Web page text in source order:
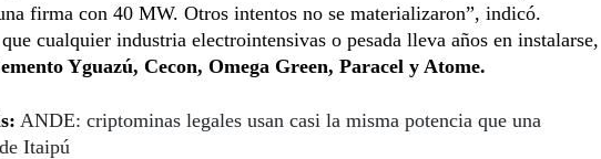
firma con 40 MW. Otros intentos no se materializaron”, indicó.
cualquier industria electrointensivas o pesada lleva años en instalarse,
Yguazú, Cecon, Omega Green, Paracel y Atome.
ANDE: criptominas legales usan casi la misma potencia que una
Itaipú